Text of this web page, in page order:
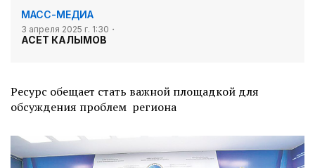
МАСС-МЕДИА
3 апреля 2025 г. 1:30
АСЕТ КАЛЫМОВ
Ресурс обещает стать важной площадкой для
обсуждения проблем региона